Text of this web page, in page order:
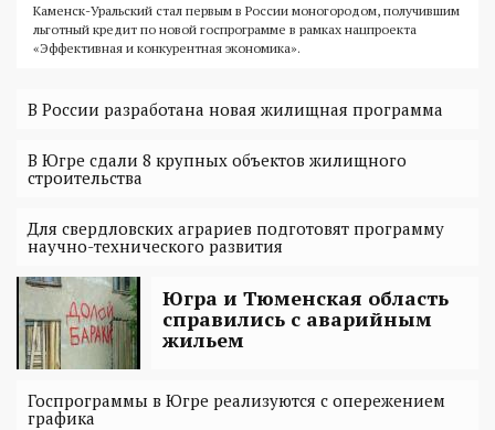
Каменск-Уральский стал первым в России моногородом, получившим
льготный кредит по новой госпрограмме в рамках нацпроекта
«Эффективная и конкурентная экономика».
В России разработана новая жилищная программа
В Югре сдали 8 крупных объектов жилищного
строительства
Для свердловских аграриев подготовят программу
научно-технического развития
Югра и Тюменская область
справились с аварийным
жильем
Госпрограммы в Югре реализуются с опережением
графика